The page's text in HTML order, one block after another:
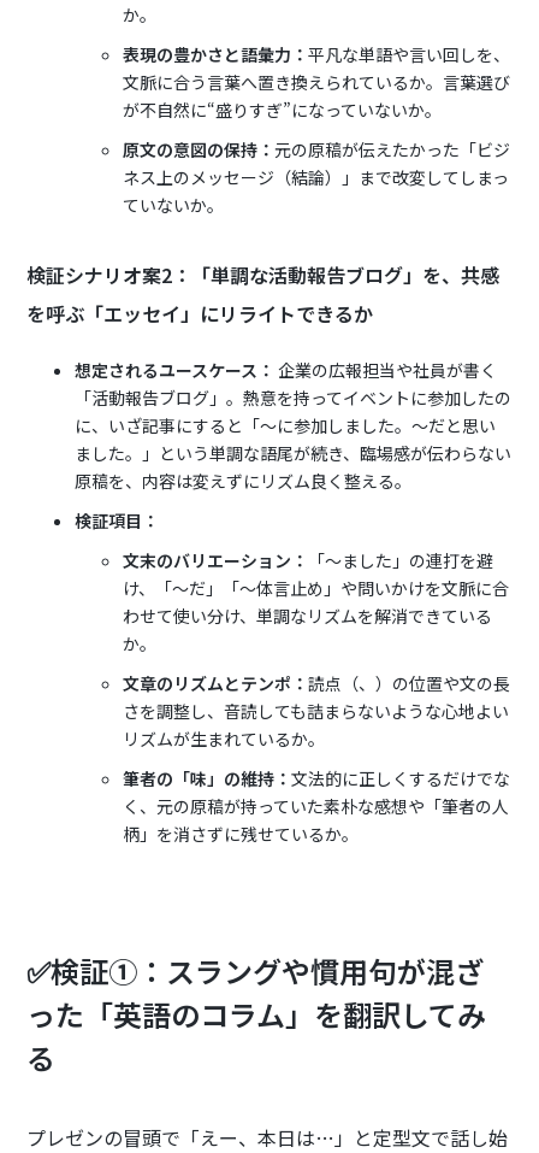
か。
表現の豊かさと語彙力：平凡な単語や言い回しを、
文脈に合う言葉へ置き換えられているか。言葉選び
が不自然に“盛りすぎ”になっていないか。
原文の意図の保持：元の原稿が伝えたかった「ビジ
ネス上のメッセージ（結論）」まで改変してしまっ
ていないか。
検証シナリオ案2：「単調な活動報告ブログ」を、共感
を呼ぶ「エッセイ」にリライトできるか
想定されるユースケース： 企業の広報担当や社員が書く
「活動報告ブログ」。熱意を持ってイベントに参加したの
に、いざ記事にすると「〜に参加しました。〜だと思い
ました。」という単調な語尾が続き、臨場感が伝わらない
原稿を、内容は変えずにリズム良く整える。
検証項目：
文末のバリエーション：
「〜ました」の連打を避
け、「〜だ」「〜体言止め」や問いかけを文脈に合
わせて使い分け、単調なリズムを解消できている
か。
文章のリズムとテンポ：読点（、）の位置や文の長
さを調整し、音読しても詰まらないような心地よい
リズムが生まれているか。
筆者の「味」の維持：文法的に正しくするだけでな
く、元の原稿が持っていた素朴な感想や「筆者の人
柄」を消さずに残せているか。
✅検証①：スラングや慣用句が混ざ
った「英語のコラム」を翻訳してみ
る
プレゼンの冒頭で「えー、本日は…」と定型文で話し始